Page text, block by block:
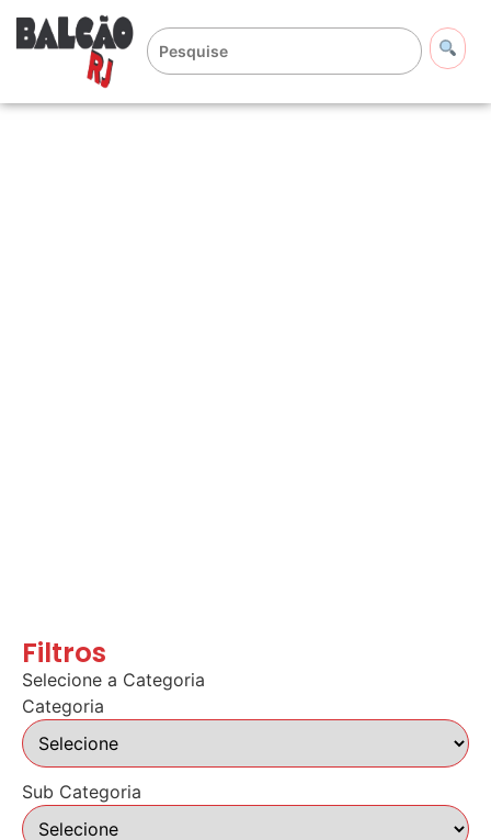
Filtros
Selecione a Categoria
Categoria
Sub Categoria